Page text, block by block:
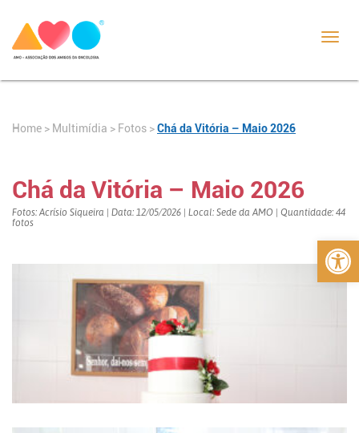
Abrir
Home > Multimídia > Fotos >Chá da Vitória – Maio 2026
Chá da Vitória – Maio 2026
Fotos: Acrísio Siqueira | Data: 12/05/2026 | Local: Sede da AMO | Quantidade: 44
fotos